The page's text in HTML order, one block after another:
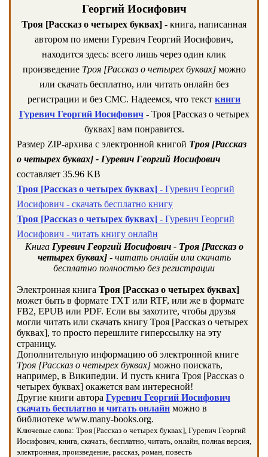
Георгий Иосифович
Троя [Рассказ о четырех буквах] - книга, написанная
автором по имени Гуревич Георгий Иосифович,
находится здесь: всего лишь через один клик
произведение Троя [Рассказ о четырех буквах]можно
или скачать бесплатно, или читать онлайн без
регистрации и без СМС. Надеемся, что текст книги
Гуревич Георгий Иосифович- Троя [Рассказ о четырех
буквах] вам понравится.
Размер ZIP-архива c электронной книгой Троя [Рассказ
о четырех буквах] - Гуревич Георгий Иосифович
составляет 35.96 KB
Троя [Рассказ о четырех буквах] - Гуревич Георгий
Иосифович - скачать бесплатно книгу
Троя [Рассказ о четырех буквах] - Гуревич Георгий
Иосифович - читать книгу онлайн
Книга Гуревич Георгий Иосифович - Троя [Рассказ о
четырех буквах]- читать онлайн или скачать
бесплатно полностью без регистрации
Электронная книга Троя [Рассказ о четырех буквах]
может быть в формате TXT или RTF, или же в формате
FB2, EPUB или PDF. Если вы захотите, чтобы друзья
могли читать или скачать книгу Троя [Рассказ о четырех
буквах], то просто перешлите гиперссылку на эту
страницу.
Дополнительную информацию об электронной книге
Троя [Рассказ о четырех буквах] можно поискать,
например, в Википедии. И пусть книга Троя [Рассказ о
четырех буквах] окажется вам интересной!
Другие книги автора Гуревич Георгий Иосифович
скачать бесплатно и читать онлайн можно в
библиотеке www.many-books.org.
Ключевые слова: Троя [Рассказ о четырех буквах], Гуревич Георгий
Иосифович, книга, скачать, бесплатно, читать, онлайн, полная версия,
электронная, произведение, рассказ, роман, повесть